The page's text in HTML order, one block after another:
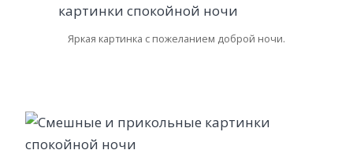
Яркая картинка с пожеланием доброй ночи.